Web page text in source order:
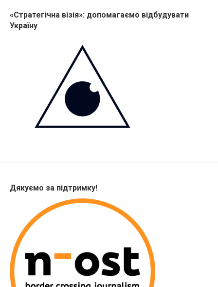
«Стратегічна візія»: допомагаємо відбудувати
Україну
Дякуємо за підтримку!